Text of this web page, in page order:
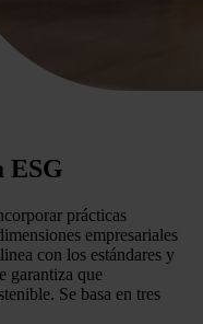
ESG
prácticas
empresariales
con los estándares y
garantiza que
Se basa en tres